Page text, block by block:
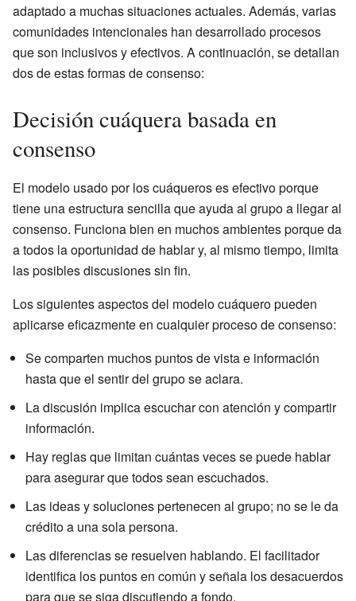
adaptado a muchas situaciones actuales. Además, varias
comunidades intencionales han desarrollado procesos
que son inclusivos y efectivos. A continuación, se detallan
dos de estas formas de consenso:
Decisión cuáquera basada en
consenso
El modelo usado por los cuáqueros es efectivo porque
tiene una estructura sencilla que ayuda al grupo a llegar al
consenso. Funciona bien en muchos ambientes porque da
a todos la oportunidad de hablar y, al mismo tiempo, limita
las posibles discusiones sin fin.
Los siguientes aspectos del modelo cuáquero pueden
aplicarse eficazmente en cualquier proceso de consenso:
Se comparten muchos puntos de vista e información
hasta que el sentir del grupo se aclara.
La discusión implica escuchar con atención y compartir
información.
Hay reglas que limitan cuántas veces se puede hablar
para asegurar que todos sean escuchados.
Las ideas y soluciones pertenecen al grupo; no se le da
crédito a una sola persona.
Las diferencias se resuelven hablando. El facilitador
identifica los puntos en común y señala los desacuerdos
para que se siga discutiendo a fondo.